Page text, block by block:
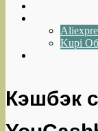
Kupi
Кэшбэк